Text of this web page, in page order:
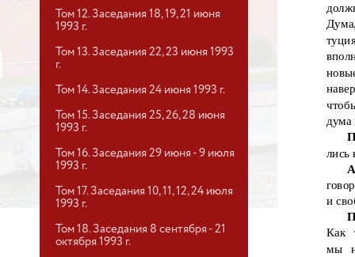
Том 12. Заседания 18, 19, 21 июня
1993 г.
Том 13. Заседания 22, 23 июня 1993
г.
Том 14. Заседания 24 июня 1993 г.
Том 15. Заседания 25, 26, 28 июня
1993 г.
Том 16. Заседания 29 июня - 9 июля
1993 г.
Том 17. Заседания 10, 11, 12, 24 июля
1993 г.
Том 18. Заседания 8 сентября - 21
октября 1993 г.
дума
лись
и
Как
мы